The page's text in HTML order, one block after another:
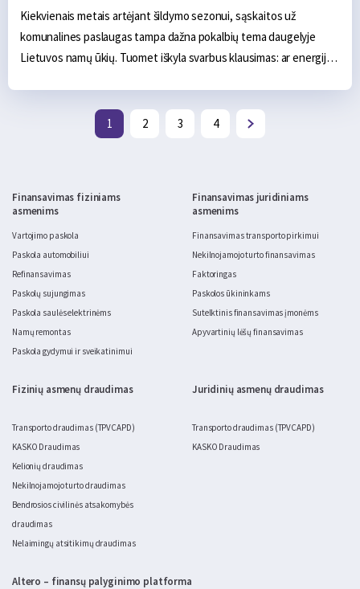
Kiekvienais metais artėjant šildymo sezonui, sąskaitos už
komunalines paslaugas tampa dažna pokalbių tema daugelyje
Lietuvos namų ūkių. Tuomet iškyla svarbus klausimas: ar energijos
atnaujinimas reikalauja pradinių investicijų ir gali atrodyti
sudėtingas. Iš kitos – mėnesinės sąskaitos kasmet didėja, todėl
leidžia sumažinti tiek išlaidas, tiek priklausomybę nuo išorinių
1 2 3 4
Finansavimas fiziniams
asmenims
Vartojimo paskola
Paskola automobiliui
Refinansavimas
Paskolų sujungimas
Paskola saulės elektrinėms
Namų remontas
Paskola gydymui ir sveikatinimui
Finansavimas juridiniams
asmenims
Finansavimas transporto pirkimui
Nekilnojamojo turto finansavimas
Faktoringas
Paskolos ūkininkams
Sutelktinis finansavimas įmonėms
Apyvartinių lėšų finansavimas
Fizinių asmenų draudimas
Transporto draudimas (TPVCAPD)
KASKO Draudimas
Kelionių draudimas
Nekilnojamojo turto draudimas
Bendrosios civilinės atsakomybės
draudimas
Nelaimingų atsitikimų draudimas
Juridinių asmenų draudimas
Transporto draudimas (TPVCAPD)
KASKO Draudimas
Altero – finansų palyginimo platforma